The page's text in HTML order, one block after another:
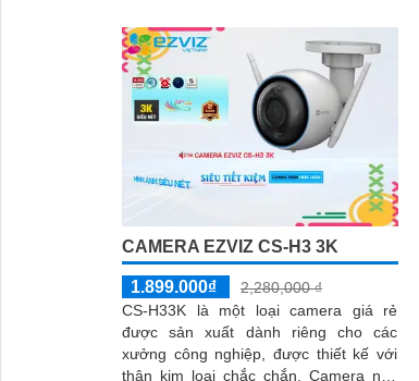
CAMERA EZVIZ CS-H3 3K
1.899.000₫
2,280,000 ₫
CS-H33K là một loại camera giá rẻ
được sản xuất dành riêng cho các
xưởng công nghiệp, được thiết kế với
thân kim loại chắc chắn. Camera này